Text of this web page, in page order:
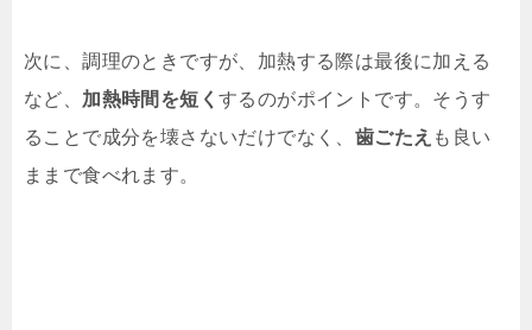
次に、調理のときですが、加熱する際は最後に加える
など、 加熱時間を短くするのがポイントです。そうす
ることで成分を壊さないだけでなく、 歯ごたえ も良い
ままで食べれます。